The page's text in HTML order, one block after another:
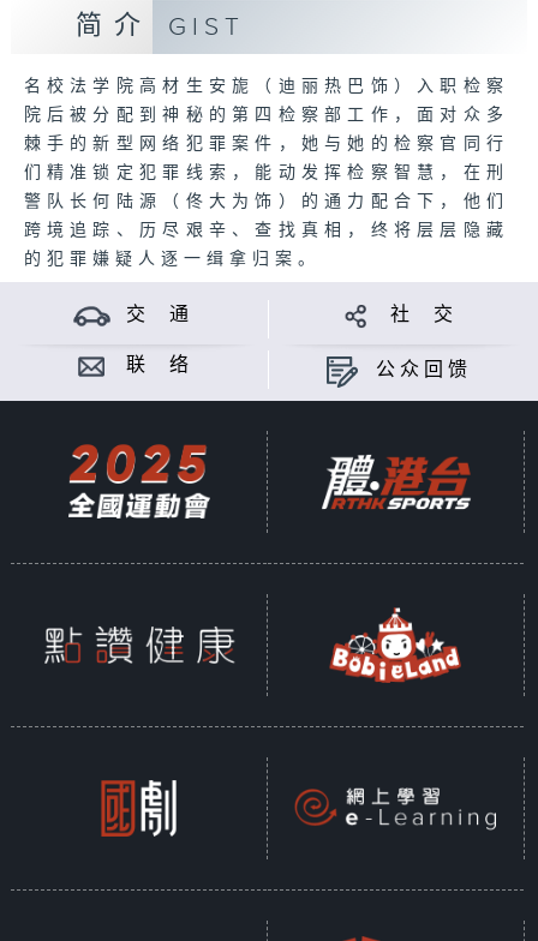
简介 GIST
名校法学院高材生安旎（迪丽热巴饰）入职检察
院后被分配到神秘的第四检察部工作，面对众多
棘手的新型网络犯罪案件，她与她的检察官同行
们精准锁定犯罪线索，能动发挥检察智慧，在刑
警队长何陆源（佟大为饰）的通力配合下，他们
跨境追踪、历尽艰辛、查找真相，终将层层隐藏
的犯罪嫌疑人逐一缉拿归案。
交 通 社 交
联 络 公众回馈